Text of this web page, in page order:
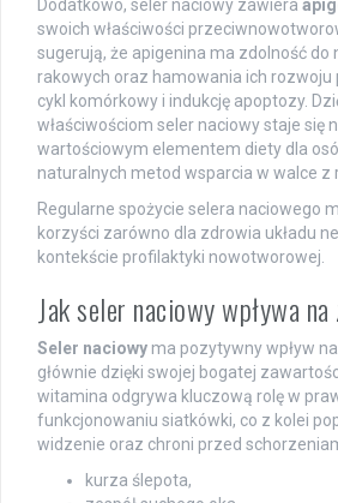
Dodatkowo, seler naciowy zawiera
swoich właściwości
sugerują, że apigenina ma zdolność do
rakowych oraz hamowania ich rozwoju
cykl komórkowy i indukcję apoptozy.
właściwościom seler naciowy staje się
wartościowym elementem diety dla
naturalnych metod wsparcia w walce z
Regularne spożycie selera naciowego
korzyści zarówno dla zdrowia układu
kontekście profilaktyki nowotworowej.
Jak seler naciowy wpływa
Seler naciowy ma pozytywny wpływ
głównie dzięki swojej bogatej
witamina odgrywa kluczową rolę w
funkcjonowaniu siatkówki, co z kolei
widzenie oraz chroni przed
kurza ślepota,